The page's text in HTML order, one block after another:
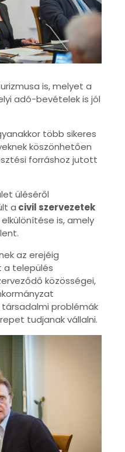
is, melyet a
adó-bevételek is jól
több sikeres
köszönhetően
forráshoz jutott
üléséről
a civil szervezetek
is, amely
az erejéig
település
közösségei,
problémák
tudjanak vállalni.